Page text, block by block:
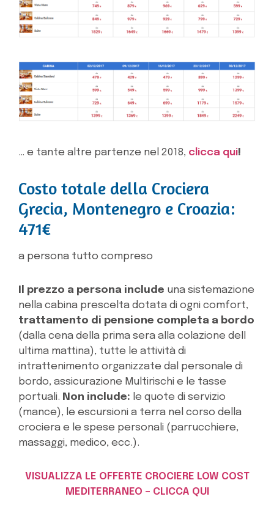
… e tante altre partenze nel 2018, clicca qui!
Costo totale della Crociera
Grecia, Montenegro e Croazia:
471€
a persona tutto compreso
Il prezzo a persona include una sistemazione
nella cabina prescelta dotata di ogni comfort,
trattamento di pensione completa a bordo
(dalla cena della prima sera alla colazione dell
ultima mattina), tutte le attività di
intrattenimento organizzate dal personale di
bordo, assicurazione Multirischi e le tasse
portuali. Non include: le quote di servizio
(mance), le escursioni a terra nel corso della
crociera e le spese personali (parrucchiere,
massaggi, medico, ecc.).
VISUALIZZA LE OFFERTE CROCIERE LOW COST
MEDITERRANEO – CLICCA QUI